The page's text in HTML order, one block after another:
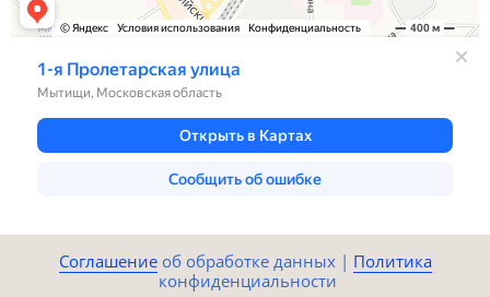
Соглашение​​​​ об обработке данных | Политика​​
конфиденциальности​